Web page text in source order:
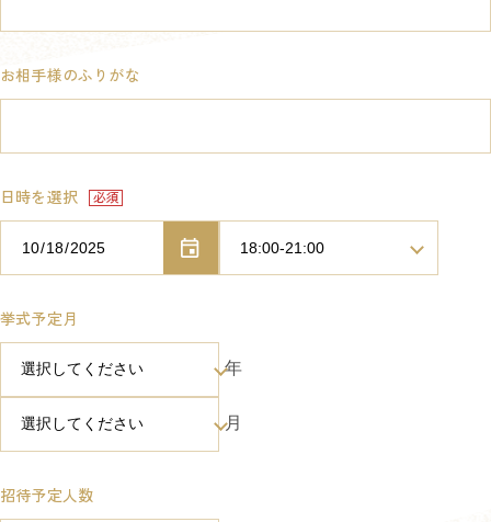
お相手様のふりがな
日時を選択
挙式予定月
年
月
招待予定人数